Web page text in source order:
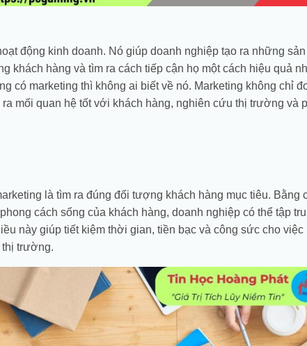
động kinh doanh. Nó giúp doanh nghiệp tạo ra những sản
khách hàng và tìm ra cách tiếp cận họ một cách hiệu quả
có marketing thì không ai biết về nó. Marketing không chỉ
mối quan hệ tốt với khách hàng, nghiên cứu thị trường và
là tìm ra đúng đối tượng khách hàng mục tiêu. Bằng
cách sống của khách hàng, doanh nghiệp có thể tập
này giúp tiết kiệm thời gian, tiền bạc và công sức cho việc
thị trường.